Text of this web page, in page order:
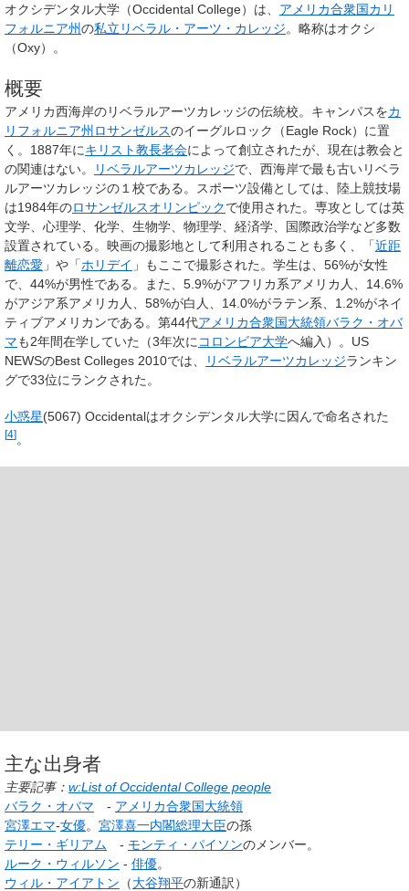
オクシデンタル大学 （Occidental College）は、 アメリカ合衆国カリ
フォルニア州の私立 リベラル・アーツ・カレッジ。略称はオクシ
（Oxy）。
概要
アメリカ西海岸のリベラルアーツカレッジの伝統校。キャンパスをカ
リフォルニア州 ロサンゼルスのイーグルロック（Eagle Rock）に置
く。1887年にキリスト教長老会によって創立されたが、現在は教会と
の関連はない。
リベラルアーツカレッジで、西海岸で最も古いリベラ
ルアーツカレッジの１校である。スポーツ設備としては、陸上競技場
は1984年のロサンゼルスオリンピックで使用された。専攻としては英
文学、心理学、化学、生物学、物理学、経済学、国際政治学など多数
設置されている。映画の撮影地として利用されることも多く、「近距
離恋愛 」や「ホリデイ 」もここで撮影された。学生は、56%が女性
で、44%が男性である。また、5.9%がアフリカ系アメリカ人、14.6%
がアジア系アメリカ人、58%が白人、14.0%がラテン系、1.2%がネイ
ティブアメリカンである。第44代アメリカ合衆国大統領バラク・オバ
マも2年間在学していた（3年次にコロンビア大学へ編入）。US
NEWSのBest Colleges 2010では、
リベラルアーツカレッジランキン
グで33位にランクされた。
小惑星(5067) Occidentalはオクシデンタル大学に因んで命名された
[4]。
主な出身者
主要記事： w:List of Occidental College people
バラク・オバマ - アメリカ合衆国大統領
宮澤エマ-女優。 宮澤喜一内閣総理大臣の孫
テリー・ギリアム - モンティ・パイソンのメンバー。
ルーク・ウィルソン - 俳優。
ウィル・アイアトン （大谷翔平の新通訳）